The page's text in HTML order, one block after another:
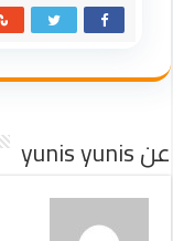
عن yunis yunis